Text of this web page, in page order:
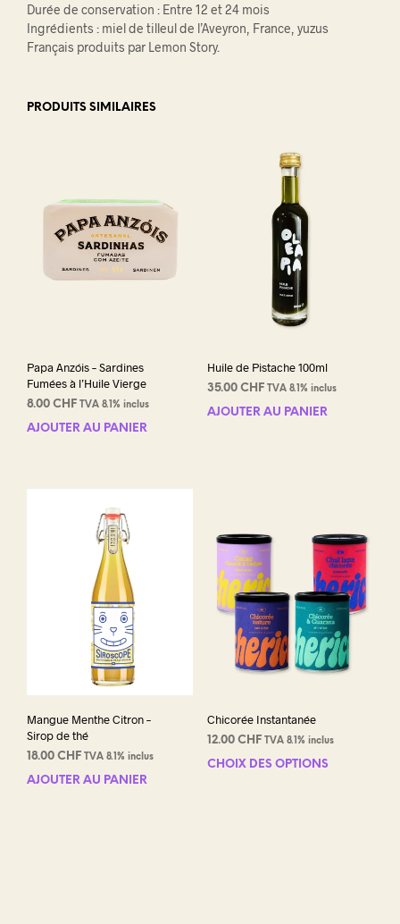
Durée de conservation : Entre 12 et 24 mois
Ingrédients : miel de tilleul de l’Aveyron, France, yuzus
Français produits par Lemon Story.
PRODUITS SIMILAIRES
Papa Anzóis – Sardines
Fumées à l’Huile Vierge
8.00 CHF TVA 8.1% inclus
AJOUTER AU PANIER
Huile de Pistache 100ml
35.00 CHF TVA 8.1% inclus
AJOUTER AU PANIER
Mangue Menthe Citron –
Sirop de thé
18.00 CHF TVA 8.1% inclus
AJOUTER AU PANIER
Chicorée Instantanée
12.00 CHF TVA 8.1% inclus
CHOIX DES OPTIONS